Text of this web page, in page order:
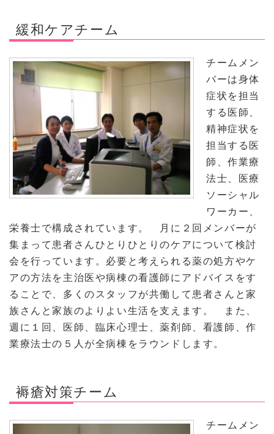
緩和ケアチーム
チームメン
バーは身体
症状を担当
する医師、
精神症状を
担当する医
師、作業療
法士、医療
ソーシャル
ワーカー、
栄養士で構成されています。 月に２回メンバーが
集まって患者さんひとりひとりのケアについて検討
会を行っています。必要と考えられる薬の処方やケ
アの方法を主治医や病棟の看護師にアドバイスをす
ることで、多くのスタッフが共働して患者さんと家
族さんと家族のよりよい生活を支えます。 また、
週に１回、医師、臨床心理士、薬剤師、看護師、作
業療法士の５人が全病棟をラウンドします。
褥瘡対策チーム
チームメン